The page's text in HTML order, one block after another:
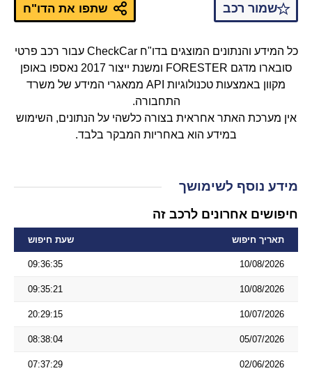
שמור רכב שתפו את הדו"ח
כל המידע והנתונים המוצגים בדו"ח CheckCar עבור רכב פרטי
סובארו מדגם FORESTER ומשנת ייצור 2017 נאספו באופן
מקוון באמצעות טכנולוגיות API ממאגרי המידע של משרד
התחבורה.
אין מערכת האתר אחראית בצורה כלשהי על הנתונים, השימוש
במידע הוא באחריות המבקר בלבד.
מידע נוסף לשימושך
חיפושים אחרונים לרכב זה
תאריך חיפוש שעת חיפוש
10/08/2026
09:36:35
10/08/2026
09:35:21
10/07/2026
20:29:15
05/07/2026
08:38:04
02/06/2026
07:37:29